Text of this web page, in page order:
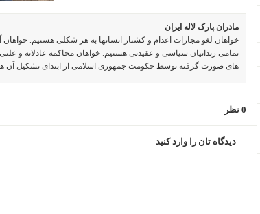
مادران پارک لاله ایران
خواهان لغو مجازات اعدام و کشتار انسانها به هر شکلی هستیم.
تمامی زندانیان سیاسی و عقیدتی هستیم. خواهان محاکمه عادلانه و
های صورت گرفته توسط حکومت جمهوری اسلامی از ابتدای تشکیل آن
0 نظر
دیدگاه تان را وارد کنید